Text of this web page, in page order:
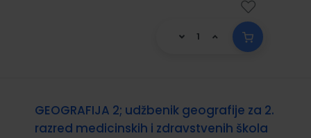
GEOGRAFIJA 2; udžbenik geografije za 2.
razred medicinskih i zdravstvenih škola